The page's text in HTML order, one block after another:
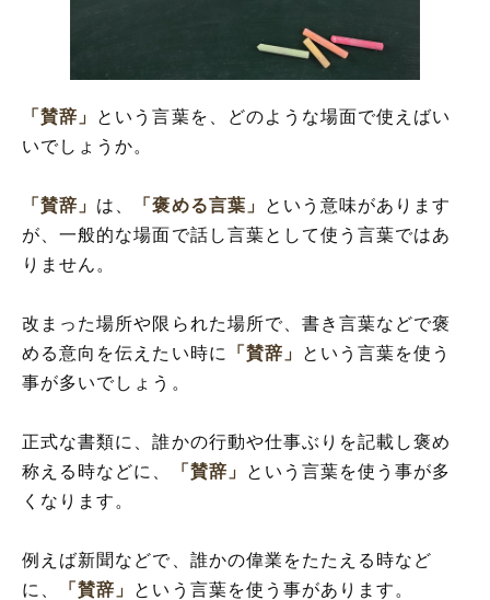
「賛辞」
という言葉を、どのような場面で使えばい
いでしょうか。
「賛辞」 は、 「褒める言葉」
という意味があります
が、一般的な場面で話し言葉として使う言葉ではあ
りません。
改まった場所や限られた場所で、書き言葉などで褒
める意向を伝えたい時に
「賛辞」
という言葉を使う
事が多いでしょう。
正式な書類に、誰かの行動や仕事ぶりを記載し褒め
称える時などに、
「賛辞」
という言葉を使う事が多
くなります。
例えば新聞などで、誰かの偉業をたたえる時など
に、
「賛辞」 という言葉を使う事があります。